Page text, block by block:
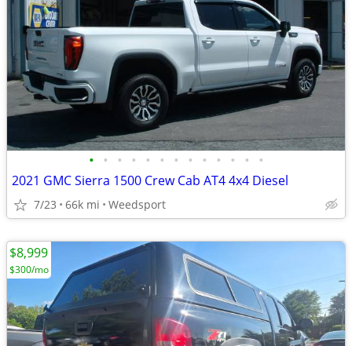
• • • • • • • • • • • • •
2021 GMC Sierra 1500 Crew Cab AT4 4x4 Diesel
7/23 66k mi Weedsport
$8,999
$300/mo